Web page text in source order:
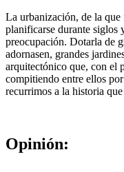
La urbanización, de la
planificarse durante siglos
preocupación. Dotarla de
adornasen, grandes
arquitectónico que, con el
compitiendo entre ellos
recurrimos a la historia
Opinión: